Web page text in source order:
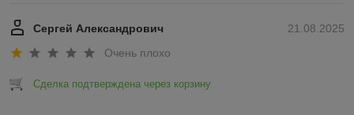
21.08.2025
Сергей Александрович
Очень плохо
Сделка подтверждена через корзину